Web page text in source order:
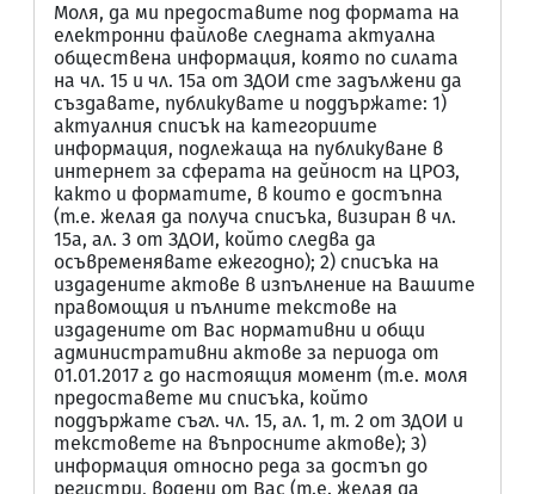
Моля, да ми предоставите под формата на
електронни файлове следната актуална
обществена информация, която по силата
на чл. 15 и чл. 15а от ЗДОИ сте задължени да
създавате, публикувате и поддържате: 1)
актуалния списък на категориите
информация, подлежаща на публикуване в
интернет за сферата на дейност на ЦРОЗ,
както и форматите, в които е достъпна
(т.е. желая да получа списъка, визиран в чл.
15а, ал. 3 от ЗДОИ, който следва да
осъвременявате ежегодно); 2) списъка на
издадените актове в изпълнение на Вашите
правомощия и пълните текстове на
издадените от Вас нормативни и общи
административни актове за периода от
01.01.2017 г. до настоящия момент (т.е. моля
предоставете ми списъка, който
поддържате съгл. чл. 15, ал. 1, т. 2 от ЗДОИ и
текстовете на въпросните актове); 3)
информация относно реда за достъп до
регистри, водени от Вас (т.е. желая да